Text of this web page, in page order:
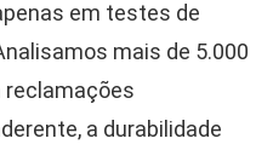
em testes de
mais de 5.000
a durabilidade